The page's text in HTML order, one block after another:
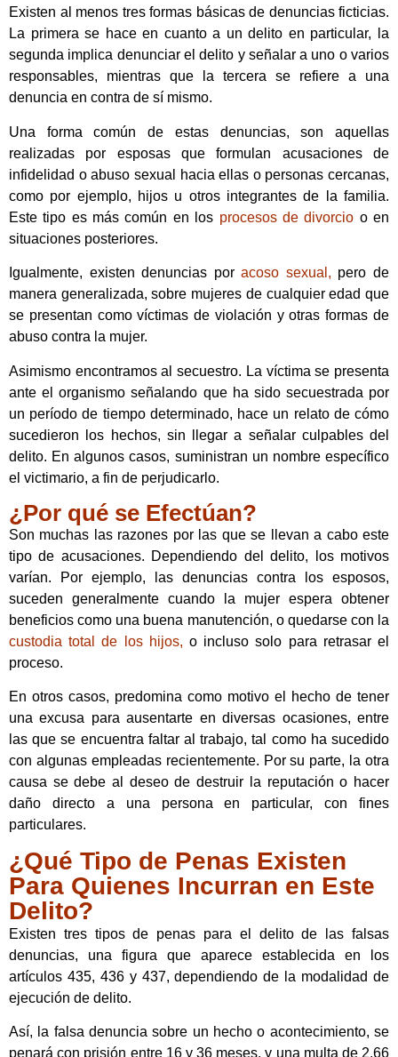
Existen al menos tres formas básicas de denuncias ficticias.
La primera se hace en cuanto a un delito en particular, la
segunda implica denunciar el delito y señalar a uno o varios
responsables, mientras que la tercera se refiere a una
denuncia en contra de sí mismo.
Una forma común de estas denuncias, son aquellas
realizadas por esposas que formulan acusaciones de
infidelidad o abuso sexual hacia ellas o personas cercanas,
como por ejemplo, hijos u otros integrantes de la familia.
Este tipo es más común en los procesos de divorcio o en
situaciones posteriores.
Igualmente, existen denuncias poracoso sexual, pero de
manera generalizada, sobre mujeres de cualquier edad que
se presentan como víctimas de violación y otras formas de
abuso contra la mujer.
Asimismo encontramos al secuestro. La víctima se presenta
ante el organismo señalando que ha sido secuestrada por
un período de tiempo determinado, hace un relato de cómo
sucedieron los hechos, sin llegar a señalar culpables del
delito. En algunos casos, suministran un nombre específico
el victimario, a fin de perjudicarlo.
¿Por qué se Efectúan?
Son muchas las razones por las que se llevan a cabo este
tipo de acusaciones. Dependiendo del delito, los motivos
varían. Por ejemplo, las denuncias contra los esposos,
suceden generalmente cuando la mujer espera obtener
beneficios como una buena manutención, o quedarse con la
custodia total de los hijos, o incluso solo para retrasar el
proceso.
En otros casos, predomina como motivo el hecho de tener
una excusa para ausentarte en diversas ocasiones, entre
las que se encuentra faltar al trabajo, tal como ha sucedido
con algunas empleadas recientemente. Por su parte, la otra
causa se debe al deseo de destruir la reputación o hacer
daño directo a una persona en particular, con fines
particulares.
¿Qué Tipo de Penas Existen
Para Quienes Incurran en Este
Delito?
Existen tres tipos de penas para el delito de las falsas
denuncias, una figura que aparece establecida en los
artículos 435, 436 y 437, dependiendo de la modalidad de
ejecución de delito.
Así, la falsa denuncia sobre un hecho o acontecimiento, se
penará con prisión entre 16 y 36 meses, y una multa de 2.66